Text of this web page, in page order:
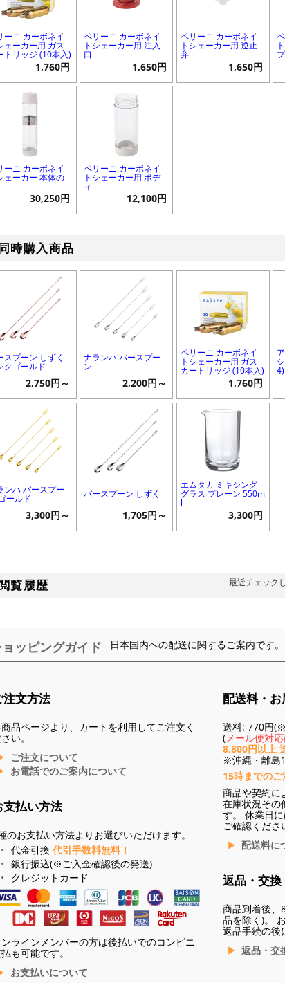
ーニ カーボネイ
ェーカー用 ガス
トリッジ (10本入)
1,760円
ペリーニ カーボネイ
トシェーカー用 注入
口
1,650円
ペリーニ カーボネイ
トシェーカー用 逆止
弁
1,650円
プ
ーニ カーボネイ
ェーカー 本体の
30,250円
ペリーニ カーボネイ
トシェーカー用 ボデ
ィ
12,100円
時購入商品
スプーン しずく
クゴールド
2,750円～
ナランハ バースプー
ン
2,200円～
ペリーニ カーボネイ
トシェーカー用 ガス
カートリッジ (10本入)
1,760円
4)
ンハ バースプー
ールド
3,300円～
バースプーン しずく
1,705円～
エムタカ ミキシング
グラス プレーン 550m
l
3,300円
覧履歴 最近チェック
ョッピングガイド 日本国内への配送に関するご案内です
注文方法
品ページより、カートを利用してご注文く
い。
ご注文について
お電話でのご案内について
支払い方法
のお支払い方法よりお選びいただけます。
代金引換 代引手数料無料！
銀行振込(※ご入金確認後の発送)
クレジットカード
ラインメンバーの方は後払いでのコンビニ
も可能です。
お支払いについて
配送料・
送料: 770円
(メール便対
8,800円以上
※沖縄・離島
15時までのご
商品や契約に
在庫状況その
す。 休業日
ご確認くださ
配送料に
返品・交換
商品到着後、
品を除く)。
返品手続の後
返品・交